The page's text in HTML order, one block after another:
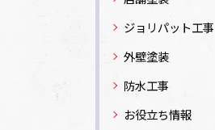
ジョリパット工事
外壁塗装
防水工事
お役立ち情報